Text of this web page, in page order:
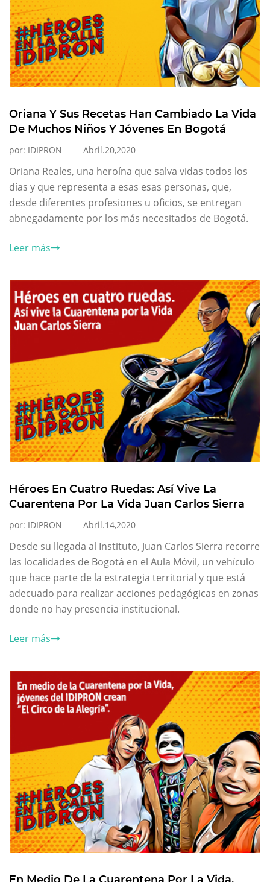
Oriana Y Sus Recetas Han Cambiado La Vida
De Muchos Niños Y Jóvenes En Bogotá
por: IDIPRON Abril.20,2020
Oriana Reales, una heroína que salva vidas todos los
días y que representa a esas esas personas, que,
desde diferentes profesiones u oficios, se entregan
abnegadamente por los más necesitados de Bogotá.
Leer más
Héroes En Cuatro Ruedas: Así Vive La
Cuarentena Por La Vida Juan Carlos Sierra
por: IDIPRON Abril.14,2020
Desde su llegada al Instituto, Juan Carlos Sierra recorre
las localidades de Bogotá en el Aula Móvil, un vehículo
que hace parte de la estrategia territorial y que está
adecuado para realizar acciones pedagógicas en zonas
donde no hay presencia institucional.
Leer más